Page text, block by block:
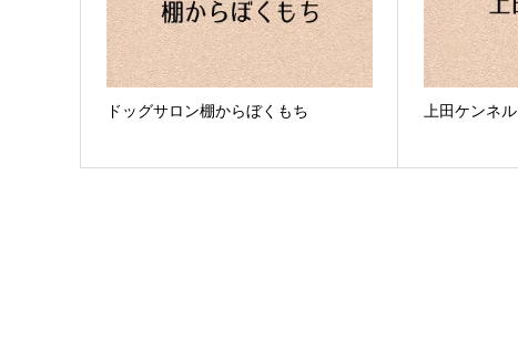
ドッグサロン棚からぼくもち 上田ケンネル